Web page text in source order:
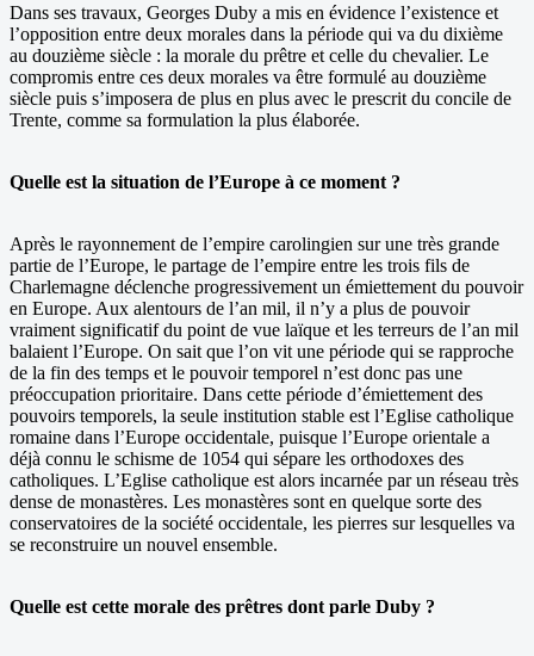
Dans ses travaux, Georges Duby a mis en évidence l’existence et
l’opposition entre deux morales dans la période qui va du dixième
au douzième siècle : la morale du prêtre et celle du chevalier. Le
compromis entre ces deux morales va être formulé au douzième
siècle puis s’imposera de plus en plus avec le prescrit du concile de
Trente, comme sa formulation la plus élaborée.
Quelle est la situation de l’Europe à ce moment ?
Après le rayonnement de l’empire carolingien sur une très grande
partie de l’Europe, le partage de l’empire entre les trois fils de
Charlemagne déclenche progressivement un émiettement du pouvoir
en Europe. Aux alentours de l’an mil, il n’y a plus de pouvoir
vraiment significatif du point de vue laïque et les terreurs de l’an mil
balaient l’Europe. On sait que l’on vit une période qui se rapproche
de la fin des temps et le pouvoir temporel n’est donc pas une
préoccupation prioritaire. Dans cette période d’émiettement des
pouvoirs temporels, la seule institution stable est l’Eglise catholique
romaine dans l’Europe occidentale, puisque l’Europe orientale a
déjà connu le schisme de 1054 qui sépare les orthodoxes des
catholiques. L’Eglise catholique est alors incarnée par un réseau très
dense de monastères. Les monastères sont en quelque sorte des
conservatoires de la société occidentale, les pierres sur lesquelles va
se reconstruire un nouvel ensemble.
Quelle est cette morale des prêtres dont parle Duby ?